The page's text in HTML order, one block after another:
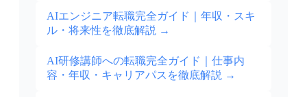
AIエンジニア転職完全ガイド｜年収・スキ
ル・将来性を徹底解説 →
AI研修講師への転職完全ガイド｜仕事内
容・年収・キャリアパスを徹底解説 →